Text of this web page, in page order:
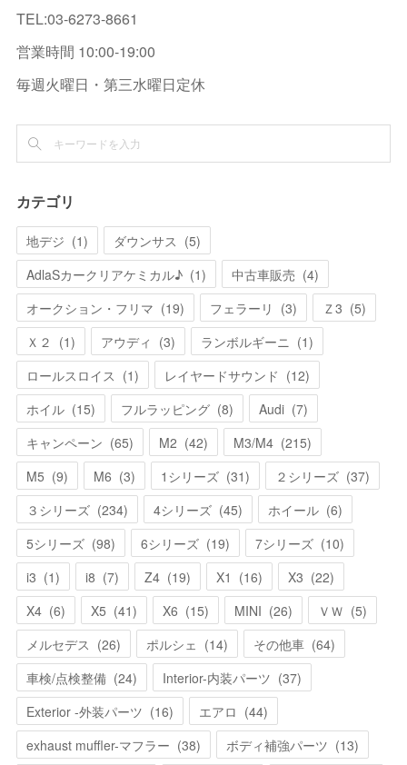
TEL:03-6273-8661
営業時間 10:00-19:00
毎週火曜日・第三水曜日定休
カテゴリ
地デジ (1) ダウンサス (5)
AdlaSカークリアケミカル♪ (1) 中古車販売 (4)
オークション・フリマ (19) フェラーリ (3) Ｚ3 (5)
Ｘ２ (1) アウディ (3) ランボルギーニ (1)
ロールスロイス (1) レイヤードサウンド (12)
ホイル (15) フルラッピング (8) Audi (7)
キャンペーン (65) M2 (42) M3/M4 (215)
M5 (9) M6 (3) 1シリーズ (31) ２シリーズ (37)
３シリーズ (234) 4シリーズ (45) ホイール (6)
5シリーズ (98) 6シリーズ (19) 7シリーズ (10)
i3 (1) i8 (7) Z4 (19) X1 (16) X3 (22)
X4 (6) X5 (41) X6 (15) MINI (26) ＶＷ (5)
メルセデス (26) ポルシェ (14) その他車 (64)
車検/点検整備 (24) Interior-内装パーツ (37)
Exterior -外装パーツ (16) エアロ (44)
exhaust muffler-マフラー (38) ボディ補強パーツ (13)